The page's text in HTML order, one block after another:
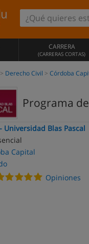
CARRERA
(CARRERAS CORTAS)
Derecho Civil Córdoba
Programa
Universidad Blas Pascal
Capital
Opiniones